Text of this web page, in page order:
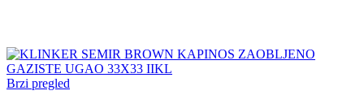
Brzi pregled